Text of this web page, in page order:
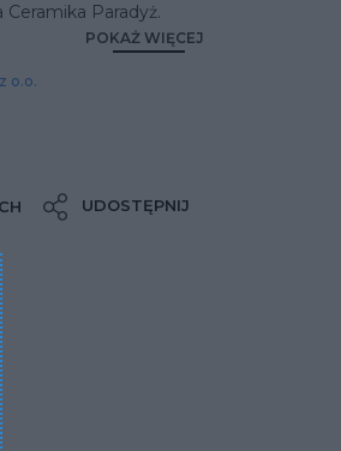
Paradyż.
POKAŻ WIĘCEJ
o.o.
UDOSTĘPNIJ